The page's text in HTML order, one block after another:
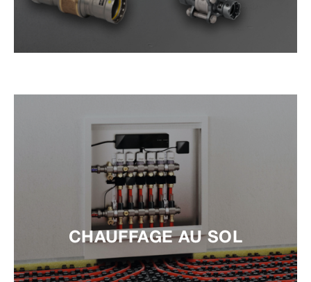
CHAUFFAGE AU SOL